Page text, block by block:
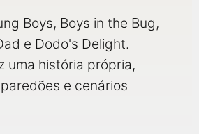
Boys, Boys in the Bug,
e Dodo's Delight.
uma história própria,
e cenários